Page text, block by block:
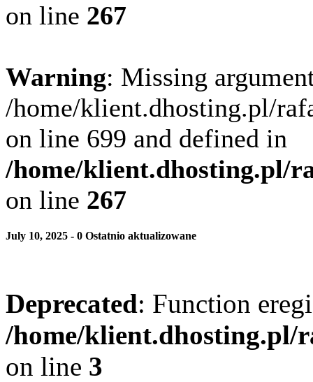
on line 267
Warning: Missing
/home/klient.dhosting.pl/
on line 699 and defined in
/home/klient.dhosting.pl/
on line 267
July 10, 2025 - 0 Ostatnio aktualizowane
Deprecated: Function
/home/
on line 3